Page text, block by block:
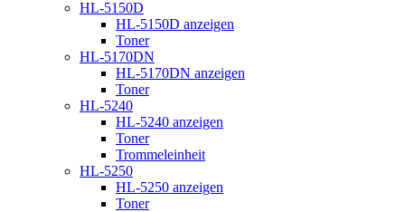
HL-5150D
HL-5150D anzeigen
Toner
HL-5170DN
HL-5170DN anzeigen
Toner
HL-5240
HL-5240 anzeigen
Toner
Trommeleinheit
HL-5250
HL-5250 anzeigen
Toner